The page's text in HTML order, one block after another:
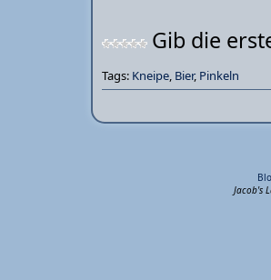
Gib die
Tags: Kneipe, Bier, Pinkeln
Jacob's